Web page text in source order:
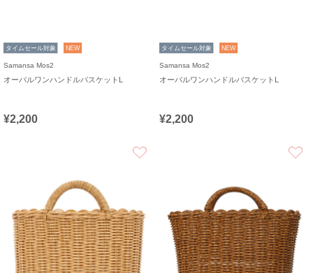
タイムセール対象 NEW
Samansa Mos2
オーバルワンハンドルバスケットL
¥2,200
タイムセール対象 NEW
Samansa Mos2
オーバルワンハンドルバスケットL
¥2,200